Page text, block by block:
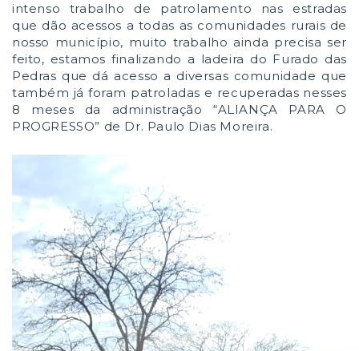
intenso trabalho de patrolamento nas estradas
que dão acessos a todas as comunidades rurais de
nosso município, muito trabalho ainda precisa ser
feito, estamos finalizando a ladeira do Furado das
Pedras que dá acesso a diversas comunidade que
também já foram patroladas e recuperadas nesses
8 meses da administração “ALIANÇA PARA O
PROGRESSO” de Dr. Paulo Dias Moreira.